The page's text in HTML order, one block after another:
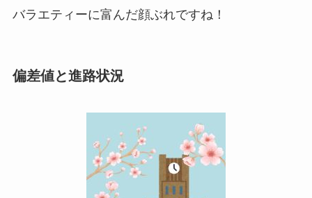
バラエティーに富んだ顔ぶれですね！
偏差値と進路状況